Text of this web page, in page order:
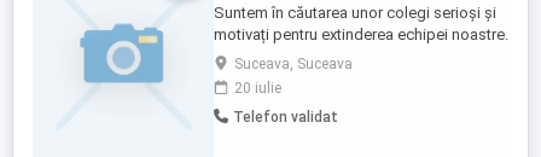
Suntem în căutarea unor colegi serioși și
motivați pentru extinderea echipei noastre.
Posturi disponibile: * Lăcătuși mecanici
montatori * Sudori TIG Cerințe: *
Experiență în domeniul industrial
reprezintă un avantaj; * Seriozitate,
Suceava, Suceava
20 iulie
Telefon validat